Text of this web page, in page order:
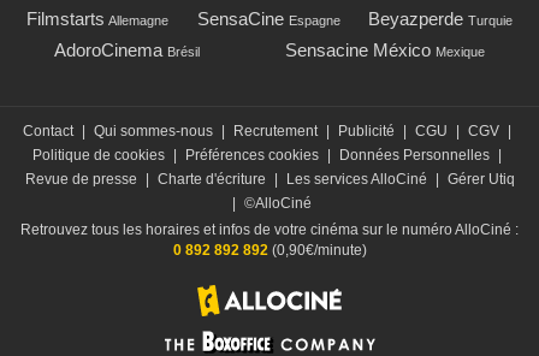
Filmstarts Allemagne SensaCine Espagne Beyazperde Turquie
AdoroCinema Brésil Sensacine México Mexique
Contact Qui sommes-nous Recrutement Publicité CGU CGV
Politique de cookies
Préférences cookies Données Personnelles
Revue de presse
Charte d'écriture Les services AlloCiné
Gérer Utiq
©AlloCiné
Retrouvez tous les horaires et infos de votre cinéma sur le numéro AlloCiné :
0 892 892 892(0,90€/minute)